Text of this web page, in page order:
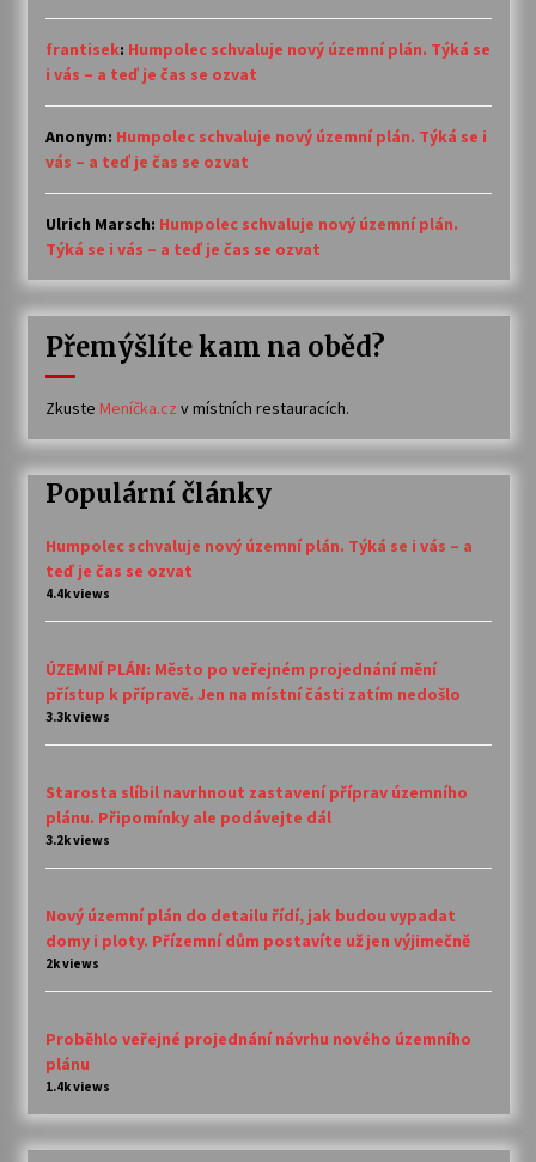
frantisek: Humpolec schvaluje nový územní plán. Týká se
i vás – a teď je čas se ozvat
Anonym: Humpolec schvaluje nový územní plán. Týká se i
vás – a teď je čas se ozvat
Ulrich Marsch: Humpolec schvaluje nový územní plán.
Týká se i vás – a teď je čas se ozvat
Přemýšlíte kam na oběd?
Zkuste Meníčka.cz v místních restauracích.
Populární články
Humpolec schvaluje nový územní plán. Týká se i vás – a
teď je čas se ozvat
4.4k views
ÚZEMNÍ PLÁN: Město po veřejném projednání mění
přístup k přípravě. Jen na místní části zatím nedošlo
3.3k views
Starosta slíbil navrhnout zastavení příprav územního
plánu. Připomínky ale podávejte dál
3.2k views
Nový územní plán do detailu řídí, jak budou vypadat
domy i ploty. Přízemní dům postavíte už jen výjimečně
2k views
Proběhlo veřejné projednání návrhu nového územního
plánu
1.4k views